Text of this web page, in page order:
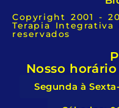
Copyright 2001 -
Terapia Integrativa
reservados
Nosso
Segunda à